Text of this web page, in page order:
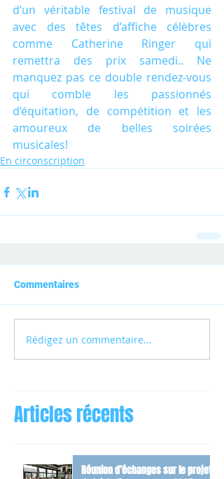
d’un véritable festival de musique
avec des têtes d’affiche célèbres
comme Catherine Ringer qui
remettra des prix samedi.. Ne
manquez pas ce double rendez-vous
qui comble les passionnés
d’équitation, de compétition et les
amoureux de belles soirées
musicales!
En circonscription
Commentaires
Rédigez un commentaire...
Articles récents
Réunion d’échanges sur le projet